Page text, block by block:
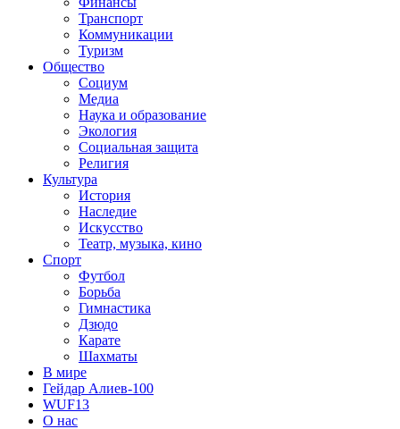
Транспорт
Коммуникации
Туризм
Общество
Социум
Медиа
Наука и образование
Экология
Социальная защита
Религия
Культура
История
Наследие
Искусство
Театр, музыка, кино
Спорт
Футбол
Борьба
Гимнастика
Дзюдо
Карате
Шахматы
В мире
Гейдар Алиев-100
WUF13
О нас